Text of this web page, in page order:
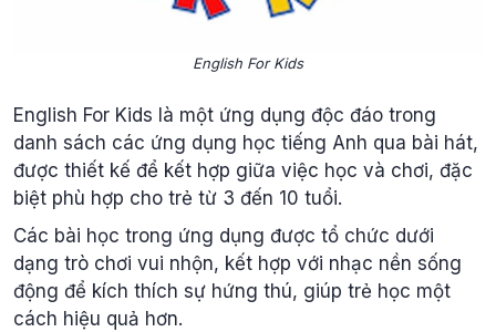
English For Kids
English For Kids là một ứng dụng độc đáo trong
danh sách các ứng dụng học tiếng Anh qua bài hát,
được thiết kế để kết hợp giữa việc học và chơi, đặc
biệt phù hợp cho trẻ từ 3 đến 10 tuổi.
Các bài học trong ứng dụng được tổ chức dưới
dạng trò chơi vui nhộn, kết hợp với nhạc nền sống
động để kích thích sự hứng thú, giúp trẻ học một
cách hiệu quả hơn.